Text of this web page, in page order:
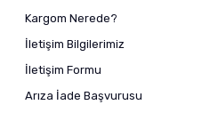
Kargom Nerede?
İletişim Bilgilerimiz
İletişim Formu
Arıza İade Başvurusu